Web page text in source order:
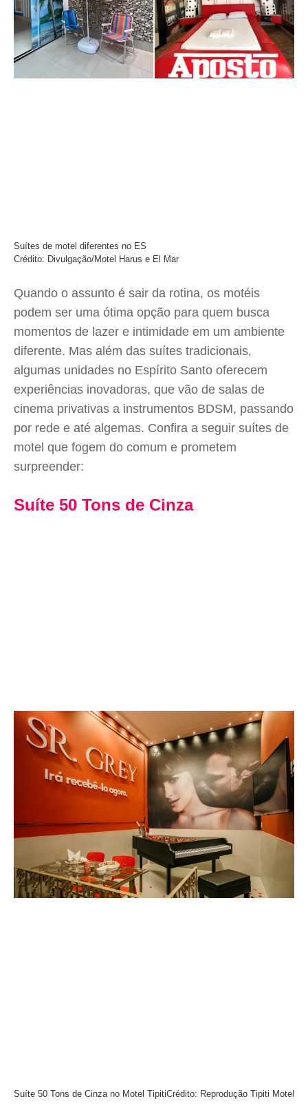
Suítes de motel diferentes no ES
Crédito: Divulgação/Motel Harus e El Mar
Quando o assunto é sair da rotina, os motéis
podem ser uma ótima opção para quem busca
momentos de lazer e intimidade em um ambiente
diferente. Mas além das suítes tradicionais,
algumas unidades no Espírito Santo oferecem
experiências inovadoras, que vão de salas de
cinema privativas a instrumentos BDSM, passando
por rede e até algemas. Confira a seguir suítes de
motel que fogem do comum e prometem
surpreender:
Suíte 50 Tons de Cinza
Suíte 50 Tons de Cinza no Motel TipitiCrédito: Reprodução Tipiti Motel